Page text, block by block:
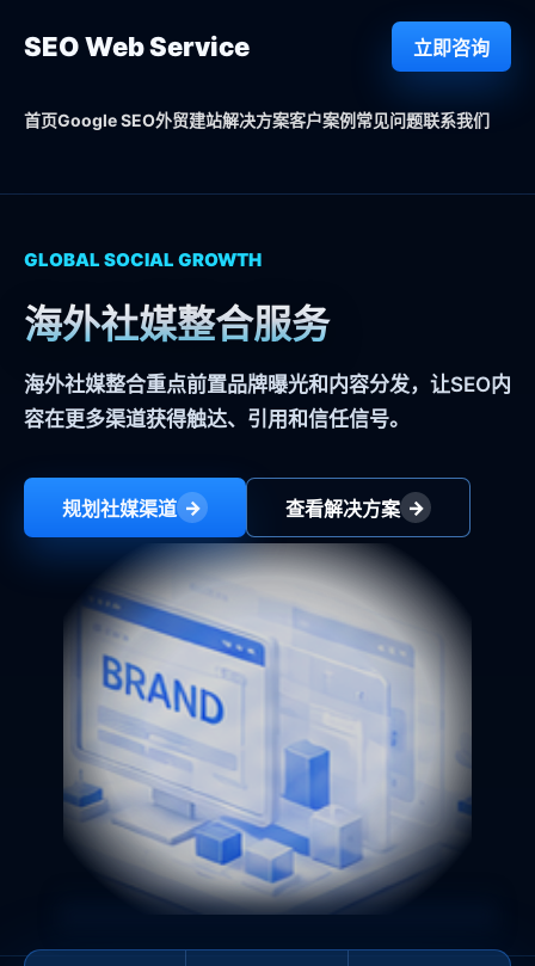
SEO Web Service
首页Google SEO外贸建站解决方案客户案例常见问题联系我们
立即咨询
GLOBAL SOCIAL GROWTH
海外社媒整合服务
海外社媒整合重点前置品牌曝光和内容分发，让SEO内
容在更多渠道获得触达、引用和信任信号。
规划社媒渠道 → 查看解决方案 →